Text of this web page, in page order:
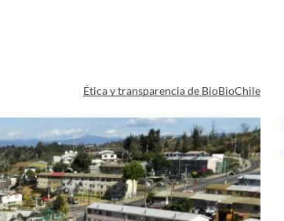
Ética y transparencia de BioBioChile